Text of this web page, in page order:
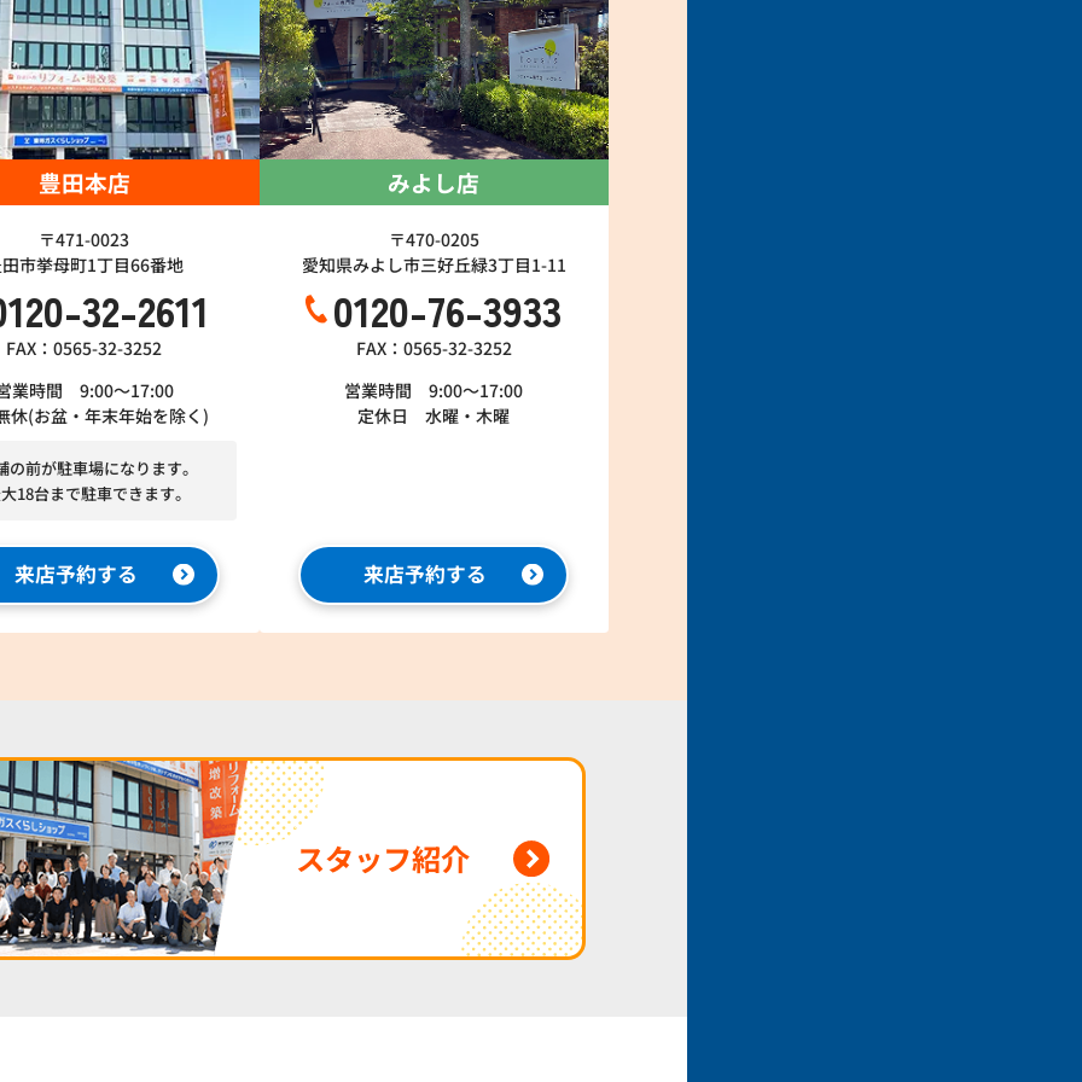
豊田本店
〒471-0023
市挙母町1丁目66番地
32-2611
FAX：0565-32-3252
業時間 9:00～17:00
休(お盆・年末年始を除く)
の前が駐車場になります。
18台まで駐車できます。
来店予約する
みよし店
〒470-0205
愛知県みよし市三好丘緑3丁目1-11
0120-76-3933
FAX：0565-32-3252
営業時間 9:00～17:00
定休日 水曜・木曜
来店予約する
スタッフ紹介